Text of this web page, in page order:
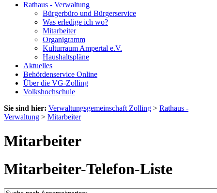
Rathaus - Verwaltung
Bürgerbüro und Bürgerservice
Was erledige ich wo?
Mitarbeiter
Organigramm
Kulturraum Ampertal e.V.
Haushaltspläne
Aktuelles
Behördenservice Online
Über die VG-Zolling
Volkshochschule
Sie sind hier: Verwaltungsgemeinschaft Zolling > Rathaus -
Verwaltung > Mitarbeiter
Mitarbeiter
Mitarbeiter-Telefon-Liste